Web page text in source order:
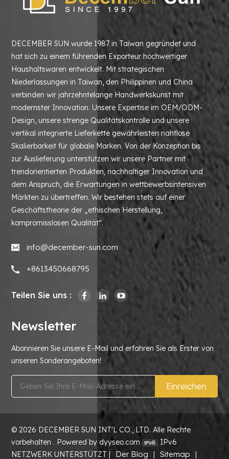
DECEMBER SUN wurde 1987 in Taiwan gegründet und
hat sich zu einem führenden Exporteur hochwertiger
Haushaltswaren entwickelt. Mit strategischen
Niederlassungen in Taiwan, den Philippinen und China
verbinden wir jahrzehntelange Handwerkskunst mit
modernster Innovation. Unsere Expertise im OEM/ODM-
Design, unsere strenge Qualitätskontrolle und unsere
vertikal integrierte Lieferkette gewährleisten nahtlose
Skalierbarkeit für globale Marken. Von der Konzeption bis
zur Auslieferung unterstützen wir unsere Partner mit
trendorientierten Produkten, nachhaltiger Innovation und
dem Anspruch, die Erwartungen in wettbewerbsintensiven
Märkten zu übertreffen. Wir bestehen stets auf einer
Geschäftstheorie der „ethischen Herstellung,
kompromisslosen Qualität“.
info@december-sun.com
+8613450668795
Teilen Sie uns :
Newsletter
Abonnieren Sie unsere E-Mail und erfahren Sie als Erster von
unseren Sonderangeboten!
Einreichen
© 2026 DECEMBER SUN INT'L CO., LTD. Alle Rechte
vorbehalten . Powered by dyyseo.com
IPv6
NETZWERK UNTERSTÜTZT |
Der Blog | Sitemap |